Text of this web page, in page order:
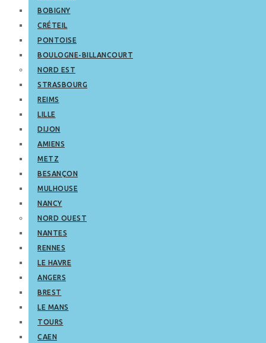
BOBIGNY
CRÉTEIL
PONTOISE
BOULOGNE-BILLANCOURT
NORD EST
STRASBOURG
REIMS
LILLE
DIJON
AMIENS
METZ
BESANÇON
MULHOUSE
NANCY
NORD OUEST
NANTES
RENNES
LE HAVRE
ANGERS
BREST
LE MANS
TOURS
CAEN